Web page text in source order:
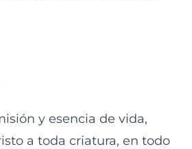
y esencia de vida,
a toda criatura, en todo